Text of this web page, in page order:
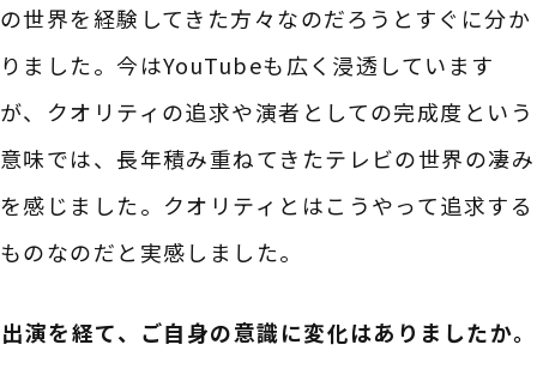
の世界を経験してきた方々なのだろうとすぐに分か
りました。今はYouTubeも広く浸透しています
が、クオリティの追求や演者としての完成度という
意味では、長年積み重ねてきたテレビの世界の凄み
を感じました。クオリティとはこうやって追求する
ものなのだと実感しました。
――出演を経て、ご自身の意識に変化はありましたか。